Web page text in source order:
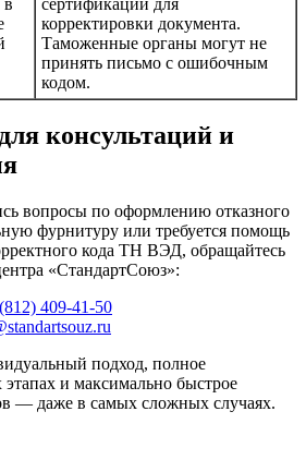
корректировки документа.
Таможенные органы могут не
принять письмо с ошибочным
кодом.
консультаций и
вопросы по оформлению отказного
фурнитуру или требуется помощь
кода ТН ВЭД, обращайтесь
«СтандартСоюз»:
409-41-50
подход, полное
и максимально быстрое
— даже в самых сложных случаях.